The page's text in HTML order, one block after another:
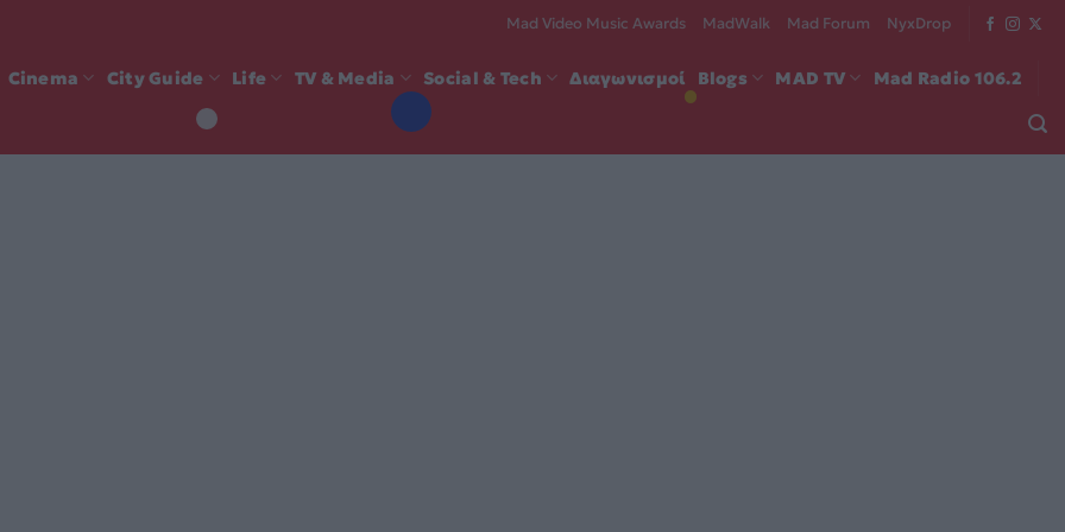
Mad Video Music Awards MadWalk Mad Forum NyxDrop
Cinema City Guide Life TV & Media Social & Tech Διαγωνισμοί Blogs MAD TV Mad Radio 106.2